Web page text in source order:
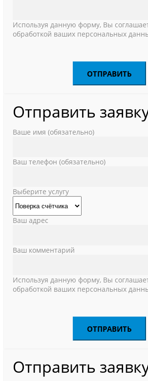
Используя данную форму, Вы
обработкой ваших персональных
Отправить
Ваше имя (обязательно)
Ваш телефон (обязательно)
Выберите услугу
Ваш адрес
Ваш комментарий
Используя данную форму, Вы
обработкой ваших персональных
Отправить